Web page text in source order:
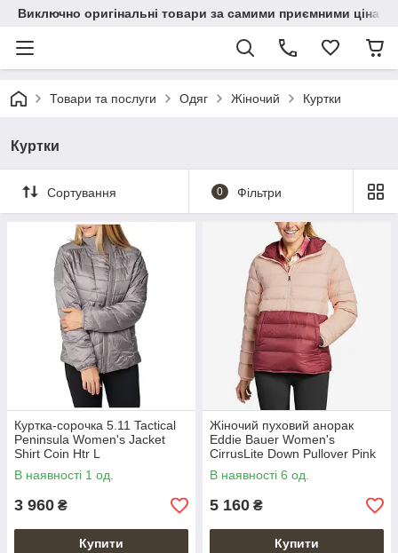
Виключно оригінальні товари за самими приємними
Товари та послуги Одяг Жіночий Куртки
Куртки
Сортування 0 Фільтри
Куртка-сорочка 5.11 Tactical
Peninsula Women's Jacket
Shirt Coin Htr L
В наявності 1 од.
3 960 ₴
Купити
Жіночий пуховий анорак
Eddie Bauer Women's
CirrusLite Down Pullover Pink
В наявності 6 од.
5 160 ₴
Купити